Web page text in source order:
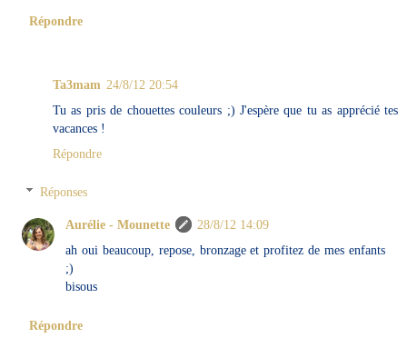
Répondre
Ta3mam 24/8/12 20:54
Tu as pris de chouettes couleurs ;) J'espère que tu as apprécié tes
vacances !
Répondre
Réponses
Aurélie - Mounette
28/8/12 14:09
ah oui beaucoup, repose, bronzage et profitez de mes enfants
;)
bisous
Répondre